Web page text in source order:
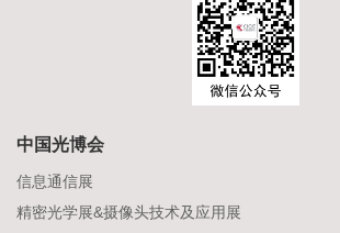
中国光博会
信息通信展
精密光学展&摄像头技术及应用展